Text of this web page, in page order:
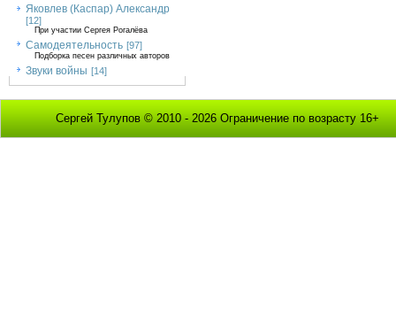
Яковлев (Каспар) Александр
[12]
При участии Сергея Рогалёва
Самодеятельность [97]
Подборка песен различных авторов
Звуки войны [14]
Сергей Тулупов © 2010 - 2026 Ограничение по возрасту 16+